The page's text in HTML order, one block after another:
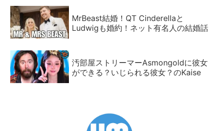
MrBeast結婚！QT Cinderellaと
Ludwigも婚約！ネット有名人の結婚話
汚部屋ストリーマーAsmongoldに彼女
ができる？いじられる彼女？のKaise